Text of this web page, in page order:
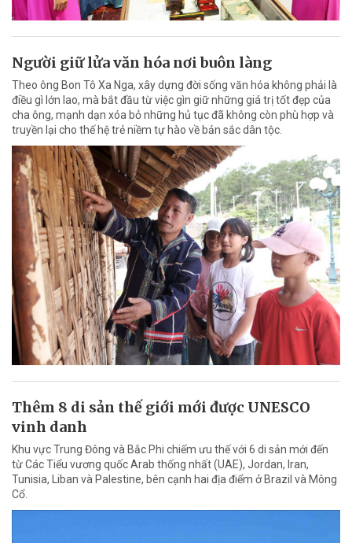
Người giữ lửa văn hóa nơi buôn làng
Theo ông Bon Tô Xa Nga, xây dựng đời sống văn hóa không phải là
điều gì lớn lao, mà bắt đầu từ việc gìn giữ những giá trị tốt đẹp của
cha ông, mạnh dạn xóa bỏ những hủ tục đã không còn phù hợp và
truyền lại cho thế hệ trẻ niềm tự hào về bản sắc dân tộc.
Thêm 8 di sản thế giới mới được UNESCO
vinh danh
Khu vực Trung Đông và Bắc Phi chiếm ưu thế với 6 di sản mới đến
từ Các Tiểu vương quốc Arab thống nhất (UAE), Jordan, Iran,
Tunisia, Liban và Palestine, bên cạnh hai địa điểm ở Brazil và Mông
Cổ.